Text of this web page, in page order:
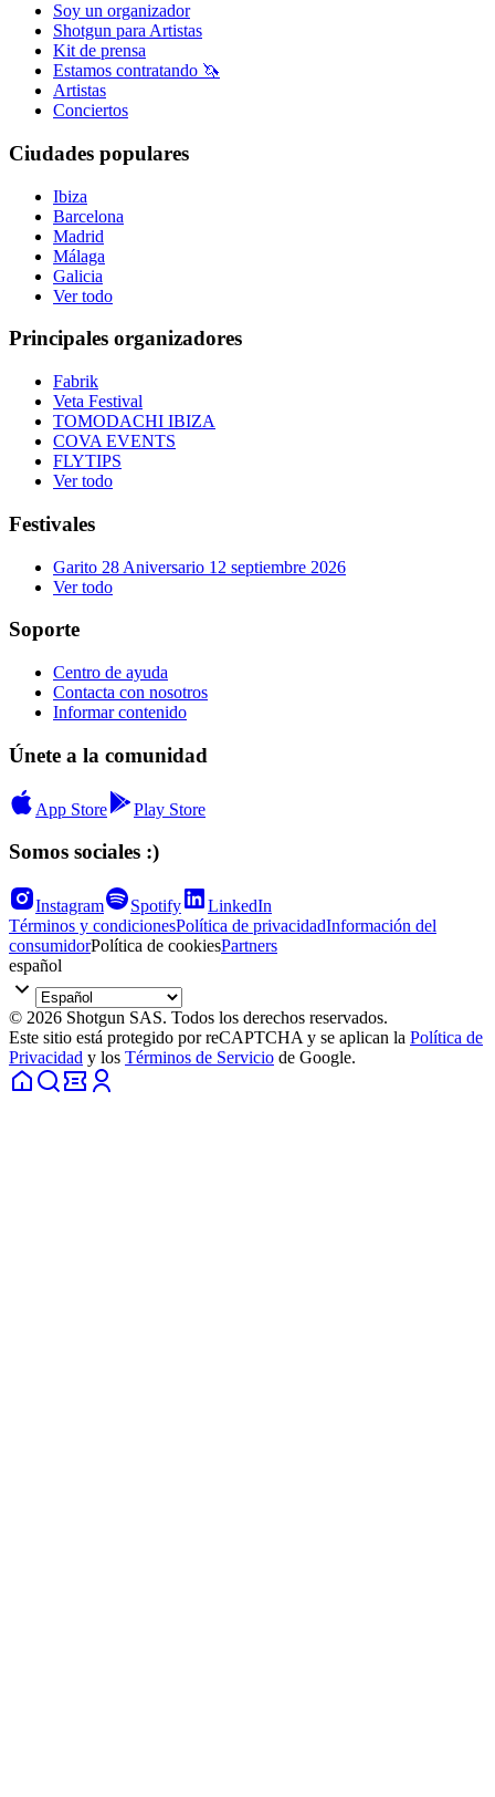
Soy un organizador
Shotgun para Artistas
Kit de prensa
Estamos contratando 🦄
Artistas
Conciertos
Ciudades populares
Ibiza
Barcelona
Madrid
Málaga
Galicia
Ver todo
Principales organizadores
Fabrik
Veta Festival
TOMODACHI IBIZA
COVA EVENTS
FLYTIPS
Ver todo
Festivales
Garito 28 Aniversario 12 septiembre 2026
Ver todo
Soporte
Centro de ayuda
Contacta con nosotros
Informar contenido
Únete a la comunidad
App Store Play Store
Somos sociales :)
Instagram Spotify
LinkedIn
Términos y condicionesPolítica de privacidadInformación del
consumidorPolítica de cookiesPartners
español
© 2026 Shotgun SAS. Todos los derechos reservados.
Este sitio está protegido por reCAPTCHA y se aplican la Política de
Privacidad y los Términos de Servicio de Google.